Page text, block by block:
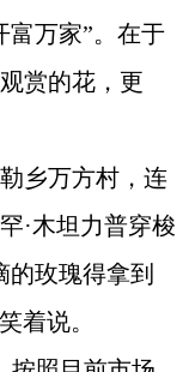
富万家”。在于
赏的花，更
乡万方村，连
·木坦力普穿梭
的玫瑰得拿到
着说。